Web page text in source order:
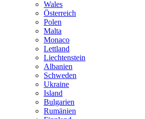
Wales
Österreich
Polen
Malta
Monaco
Lettland
Liechtenstein
Albanien
Schweden
Ukraine
Island
Bulgarien
Rumänien